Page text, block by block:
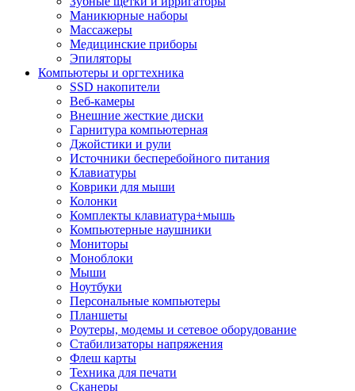
Маникюрные наборы
Массажеры
Медицинские приборы
Эпиляторы
Компьютеры и оргтехника
SSD накопители
Веб-камеры
Внешние жесткие диски
Гарнитура компьютерная
Джойстики и рули
Источники бесперебойного питания
Клавиатуры
Коврики для мыши
Колонки
Комплекты клавиатура+мышь
Компьютерные наушники
Мониторы
Моноблоки
Мыши
Ноутбуки
Персональные компьютеры
Планшеты
Роутеры, модемы и сетевое оборудование
Стабилизаторы напряжения
Флеш карты
Техника для печати
Сканеры